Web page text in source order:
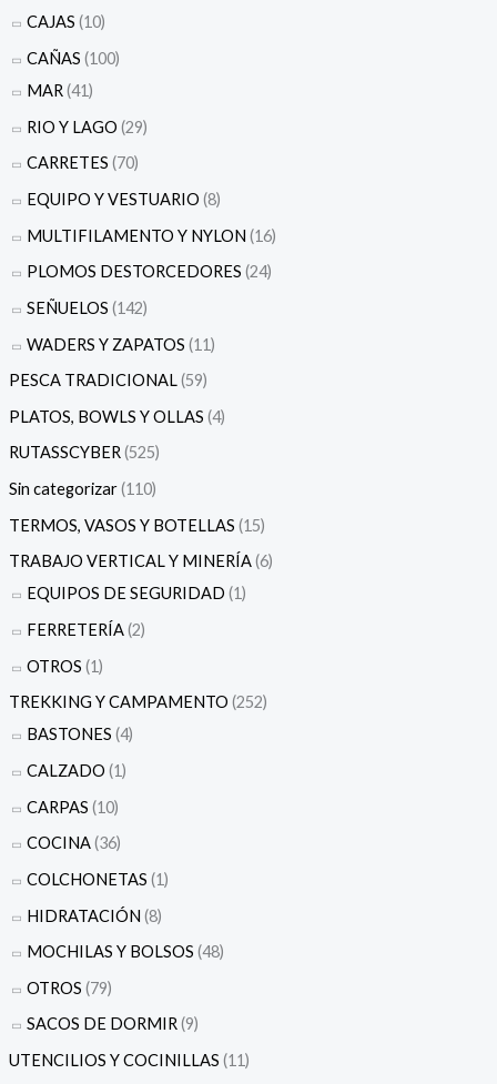
CAJAS (10)
CAÑAS (100)
MAR(41)
RIO Y LAGO (29)
CARRETES (70)
EQUIPO Y VESTUARIO (8)
MULTIFILAMENTO Y NYLON (16)
PLOMOS DESTORCEDORES (24)
SEÑUELOS (142)
WADERS Y ZAPATOS (11)
PESCA TRADICIONAL(59)
PLATOS, BOWLS Y OLLAS (4)
RUTASSCYBER(525)
Sin categorizar(110)
TERMOS, VASOS Y BOTELLAS (15)
TRABAJO VERTICAL Y MINERÍA(6)
EQUIPOS DE SEGURIDAD (1)
FERRETERÍA(2)
OTROS (1)
TREKKING Y CAMPAMENTO (252)
BASTONES (4)
CALZADO (1)
CARPAS (10)
COCINA(36)
COLCHONETAS (1)
HIDRATACIÓN (8)
MOCHILAS Y BOLSOS (48)
OTROS (79)
SACOS DE DORMIR(9)
UTENCILIOS Y COCINILLAS (11)